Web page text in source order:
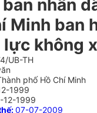
nhân
Minh ban
không
UB-TH
phố Hồ Chí Minh
1999
12-1999
07-07-2009